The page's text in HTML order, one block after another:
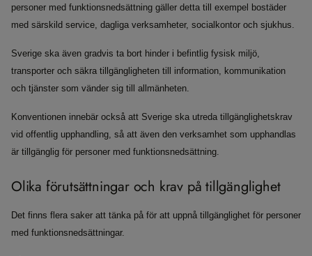
personer med funktionsnedsättning gäller detta till exempel bostäder
med särskild service, dagliga verksamheter, socialkontor och sjukhus.
Sverige ska även gradvis ta bort hinder i befintlig fysisk miljö,
transporter och säkra tillgängligheten till information, kommunikation
och tjänster som vänder sig till allmänheten.
Konventionen innebär också att Sverige ska utreda tillgänglighetskrav
vid offentlig upphandling, så att även den verksamhet som upphandlas
är tillgänglig för personer med funktionsnedsättning.
Olika förutsättningar och krav på tillgänglighet
Det finns flera saker att tänka på för att uppnå tillgänglighet för personer
med funktionsnedsättningar.